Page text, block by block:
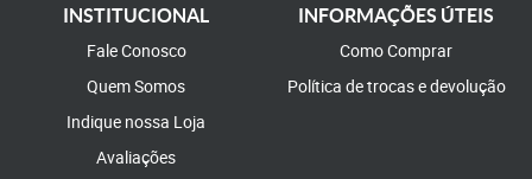
INSTITUCIONAL
Fale Conosco
Quem Somos
Indique nossa Loja
Avaliações
INFORMAÇÕES ÚTEIS
Como Comprar
Política de trocas e devolução